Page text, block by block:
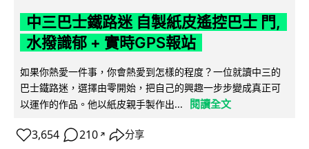
中三巴士鐵路迷 自製紙皮遙控巴士 門,
水撥識郁 + 實時GPS報站
如果你熱愛一件事，你會熱愛到怎樣的程度？一位就讀中三的
巴士鐵路迷，選擇由零開始，把自己的興趣一步步變成真正可
以運作的作品。他以紙皮親手製作出...
閱讀全文
3,654 210 ↗ 分享